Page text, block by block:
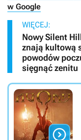
w Google
WIĘCEJ:
Nowy Silent
znają kultową
powodów
sięgnąć zenitu
